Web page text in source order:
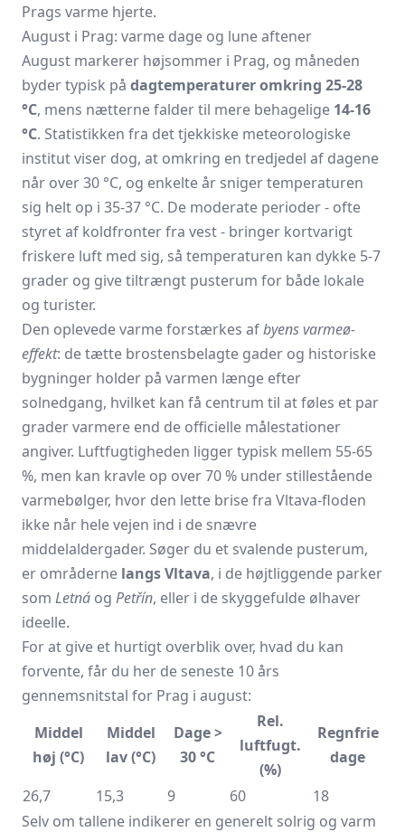
Prags varme hjerte.
August i Prag: varme dage og lune aftener
August markerer højsommer i Prag, og måneden
byder typisk på dagtemperaturer omkring 25-28
°C, mens nætterne falder til mere behagelige 14-16
°C. Statistikken fra det tjekkiske meteorologiske
institut viser dog, at omkring en tredjedel af dagene
når over 30 °C, og enkelte år sniger temperaturen
sig helt op i 35-37 °C. De moderate perioder - ofte
styret af koldfronter fra vest - bringer kortvarigt
friskere luft med sig, så temperaturen kan dykke 5-7
grader og give tiltrængt pusterum for både lokale
og turister.
Den oplevede varme forstærkes afbyens varmeø-
effekt: de tætte brostensbelagte gader og historiske
bygninger holder på varmen længe efter
solnedgang, hvilket kan få centrum til at føles et par
grader varmere end de officielle målestationer
angiver. Luftfugtigheden ligger typisk mellem 55-65
%, men kan kravle op over 70 % under stillestående
varmebølger, hvor den lette brise fra Vltava-floden
ikke når hele vejen ind i de snævre
middelaldergader. Søger du et svalende pusterum,
er områderne langs Vltava, i de højtliggende parker
som Letná og Petřín, eller i de skyggefulde ølhaver
ideelle.
For at give et hurtigt overblik over, hvad du kan
forvente, får du her de seneste 10 års
gennemsnitstal for Prag i august:
Middel
høj (°C)
Middel
lav (°C)
Dage >
30 °C
Rel.
luftfugt.
(%)
Regnfrie
dage
26,7
15,3 9 60
18
Selv om tallene indikerer en generelt solrig og varm